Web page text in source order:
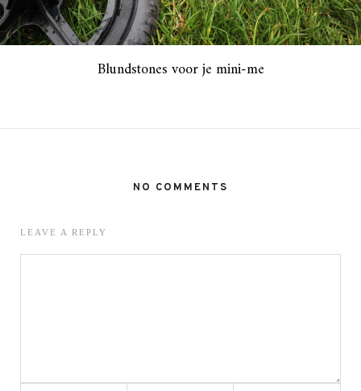
Blundstones voor je mini-me
NO COMMENTS
LEAVE A REPLY